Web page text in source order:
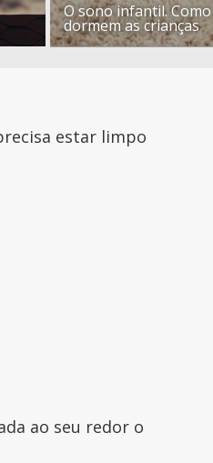
O sono infantil. Como
dormem as crianças
estar limpo
ao seu redor o